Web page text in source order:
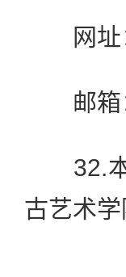
网址：
邮箱：
32.本
古艺术